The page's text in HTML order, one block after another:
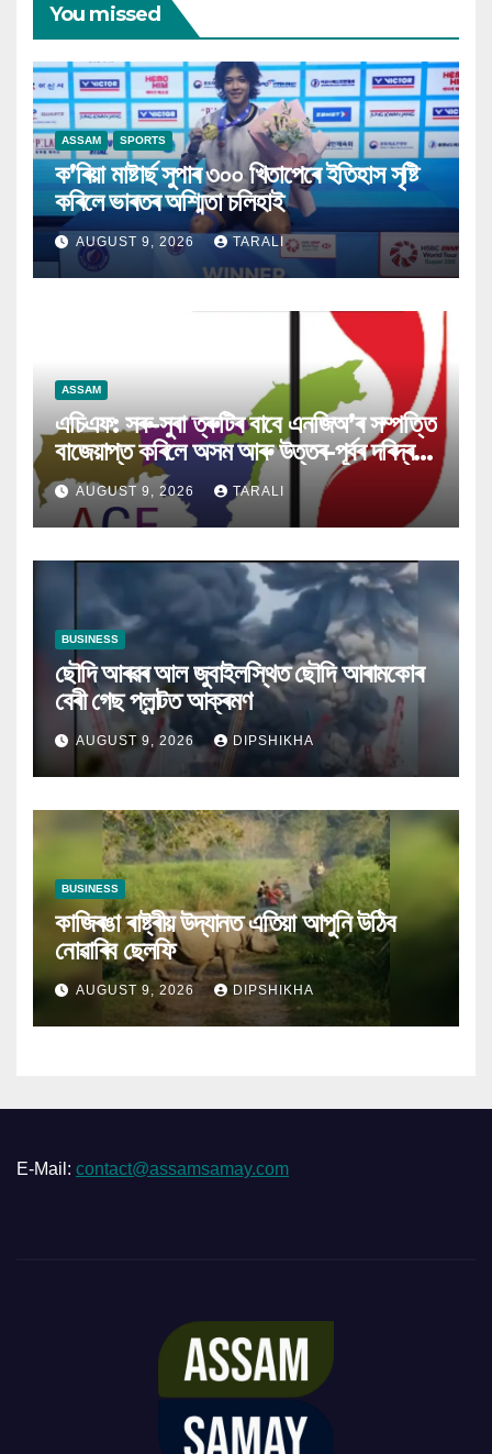
You missed
ASSAM SPORTS
ক’ৰিয়া মাষ্টাৰ্ছ সুপাৰ ৩০০ খিতাপেৰে ইতিহাস সৃষ্টি
কৰিলে ভাৰতৰ অশ্মিতা চলিহাই
AUGUST 9, 2026 TARALI
ASSAM
এচিএফ: সৰু-সুৰা ত্ৰুটিৰ বাবে এনজিঅ’ৰ সম্পত্তি
বাজেয়াপ্ত কৰিলে অসম আৰু উত্তৰ-পূৰ্বৰ দৰিদ্ৰই
ক্ষতিগ্ৰস্ত হ’ব
AUGUST 9, 2026 TARALI
BUSINESS
ছৌদি আৰৱৰ আল জুবাইলস্থিত ছৌদি আৰামকোৰ
বেৰী গেছ প্লান্টত আক্ৰমণ
AUGUST 9, 2026 DIPSHIKHA
BUSINESS
কাজিৰঙা ৰাষ্ট্ৰীয় উদ্যানত এতিয়া আপুনি উঠিব
নোৱাৰিব ছেলফি
AUGUST 9, 2026 DIPSHIKHA
E-Mail: contact@assamsamay.com